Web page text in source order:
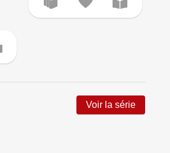
Voir la série